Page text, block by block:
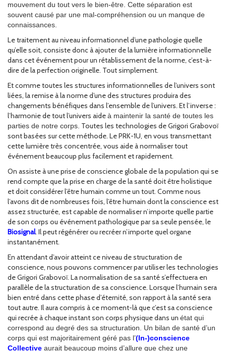
mouvement du tout vers le bien-être. Cette séparation est
souvent causé par une mal-compréhension ou un manque de
connaissances.
Le traitement au niveau informationnel d’une pathologie quelle
qu’elle soit, consiste donc à ajouter de la lumière informationnelle
dans cet événement pour un rétablissement de la norme, c’est-à-
dire de la perfection originelle. Tout simplement.
Et comme toutes les structures informationnelles de l’univers sont
liées, la remise à la norme d’une des structures produira des
changements bénéfiques dans l’ensemble de l’univers. Et l’inverse :
l’harmonie de tout l’univers aideà maintenir la santé de toutes les
parties de notre corps. Toutes les technologies de Grigori Grabovoï
sont basées sur cette méthode. Le PRK-1U, en vous transmettant
cette lumière très concentrée, vous aide à normaliser tout
événement beaucoup plus facilement et rapidement.
On assiste à une prise de conscience globale de la population qui se
rend compte que la prise en charge de la santé doit être holistique
et doit considérer l’être humain comme un tout. Comme nous
l’avons dit de nombreuses fois, l’être humain dont la conscience est
assez structurée, est capable de normaliser n’importe quelle partie
de son corps ou événement pathologique par sa seule pensée, le
Biosignal. Il peut régénérer ou recréer n’importe quel organe
instantanément.
En attendant d’avoir atteint ce niveau de structuration de
conscience, nous pouvons commencer par utiliser les technologies
de Grigori Grabovoï. La normalisation de sa santé s’effectuera en
parallèle de la structuration de sa conscience. Lorsque l’humain sera
bien entré dans cette phase d’éternité, son rapport à la santé sera
tout autre. Il aura compris à ce moment-là que c’est sa conscience
qui recrée à chaque instant son corps physique dans un état qui
correspond au degré des sa structuration. Un bilan de santé d’un
corps qui est majoritairement géré pas l’(In-)conscience
Collective aurait beaucoup moins d’allure que chez une